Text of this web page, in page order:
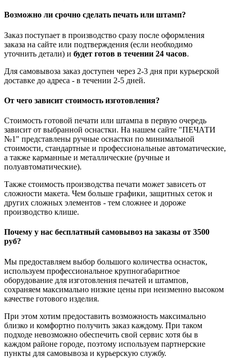
Возможно ли срочно сделать печать или штамп?
Заказ поступает в производство сразу после оформления
заказа на сайте или подтверждения (если необходимо
уточнить детали) и будет готов в течении 24 часов.
Для самовывоза заказ доступен через 2-3 дня при курьерской
доставке до адреса - в течении 2-5 дней.
От чего зависит стоимость изготовления?
Стоимость готовой печати или штампа в первую очередь
зависит от выбранной оснастки. На нашем сайте "ПЕЧАТИ
№1" представлены ручные оснастки по минимальной
стоимости, стандартные и профессиональные автоматические,
а также карманные и металлические (ручные и
полуавтоматические).
Также стоимость производства печати может зависеть от
сложности макета. Чем больше графики, защитных сеток и
других сложных элементов - тем сложнее и дороже
производство клише.
Почему у нас бесплатный самовывоз на заказы от 3500
руб?
Мы предоставляем выбор большого количества оснасток,
используем профессиональное крупногабаритное
оборудование для изготовления печатей и штампов,
сохраняем максимально низкие цены при неизменно высоком
качестве готового изделия.
При этом хотим предоставить возможность максимально
близко и комфортно получить заказ каждому. При таком
подходе невозможно обеспечить свой сервис хотя бы в
каждом районе городе, поэтому используем партнерские
пункты для самовывоза и курьерскую службу.